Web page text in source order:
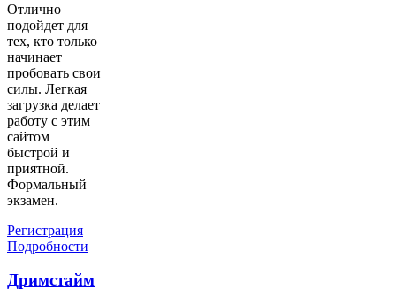
Отлично
подойдет для
тех, кто только
начинает
пробовать свои
силы. Легкая
загрузка делает
работу с этим
сайтом
быстрой и
приятной.
Формальный
экзамен.
Регистрация |
Подробности
Дримстайм